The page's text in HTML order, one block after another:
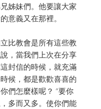
姊妹們。他要讓大家
意義又在那裡。
比教會是所有這些教
，當我們上次在分享
封信的時候，就充滿
候，都是歡歡喜喜的
們怎麼樣呢？ “要你
多而又多。使你們能